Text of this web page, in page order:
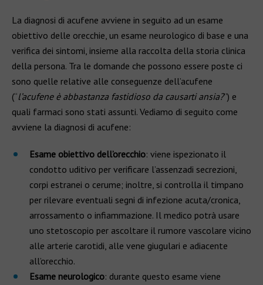
La diagnosi di acufene avviene in seguito ad un esame
obiettivo delle orecchie, un esame neurologico di base e una
verifica dei sintomi, insieme alla raccolta della storia clinica
della persona. Tra le domande che possono essere poste ci
sono quelle relative alle conseguenze dell’acufene
(“l’acufene è abbastanza fastidioso da causarti ansia?”) e
quali farmaci sono stati assunti. Vediamo di seguito come
avviene la diagnosi di acufene:
Esame obiettivo dell’orecchio: viene ispezionato il
condotto uditivo per verificare l’assenzadi secrezioni,
corpi estranei o cerume; inoltre, si controlla il timpano
per rilevare eventuali segni di infezione acuta/cronica,
arrossamento o infiammazione. Il medico potrà usare
uno stetoscopio per ascoltare il rumore vascolare vicino
alle arterie carotidi, alle vene giugulari e adiacente
all’orecchio.
Esame neurologico: durante questo esame viene